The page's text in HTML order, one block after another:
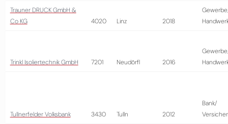
Trauner DRUCK GmbH &
Co KG
4020 Linz 2018
Trinkl Isoliertechnik GmbH 7201 Neudörfl 2016
Tullnerfelder Volksbank 3430 Tulln 2012
Bank/